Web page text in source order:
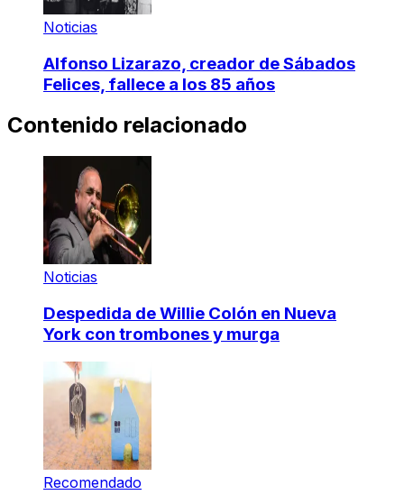
Noticias
Alfonso Lizarazo, creador de Sábados
Felices, fallece a los 85 años
Contenido relacionado
Noticias
Despedida de Willie Colón en Nueva
York con trombones y murga
Recomendado